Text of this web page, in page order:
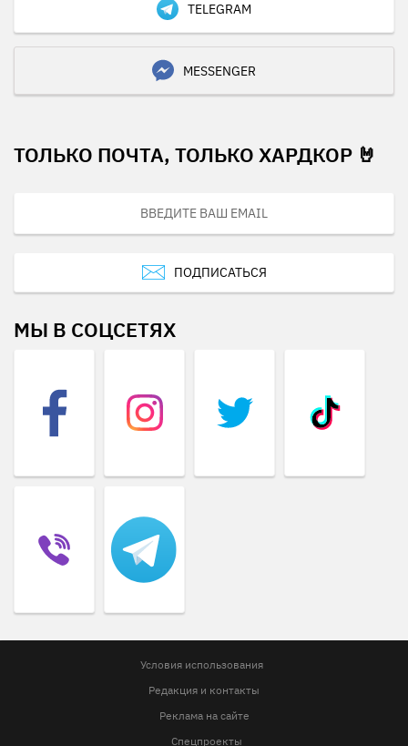
TELEGRAM
MESSENGER
ТОЛЬКО ПОЧТА, ТОЛЬКО ХАРДКОР 🤘
ПОДПИСАТЬСЯ
МЫ В СОЦСЕТЯХ
Условия использования
Редакция и контакты
Реклама на сайте
Спецпроекты